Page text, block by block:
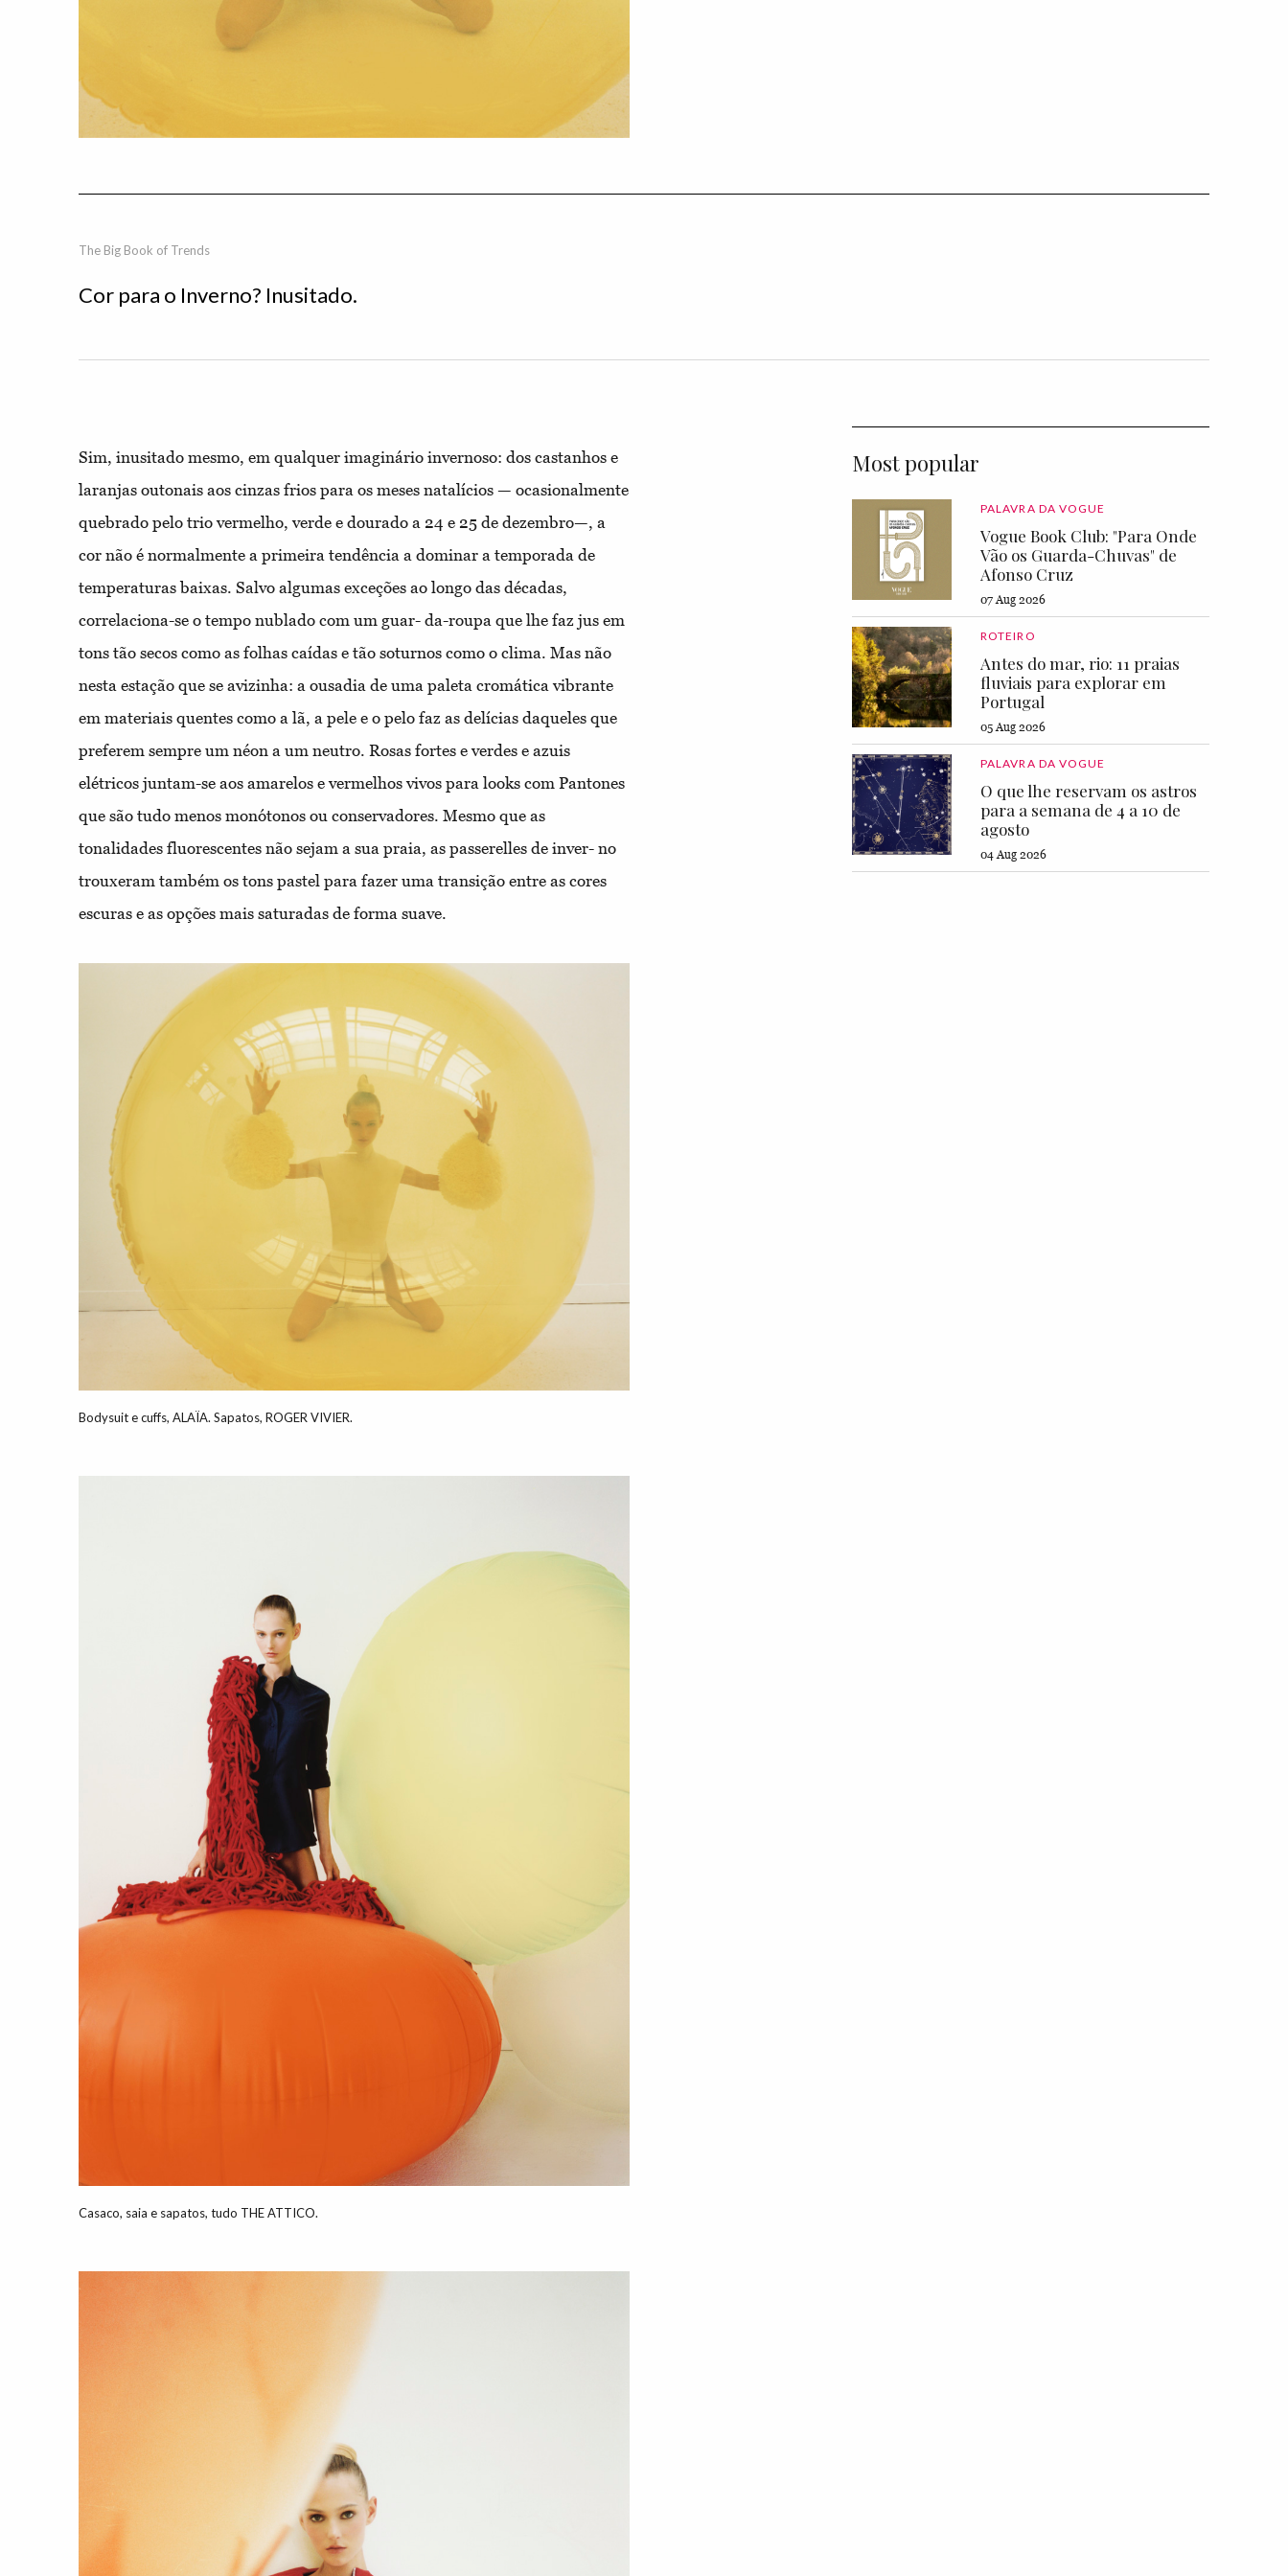
The Big Book of Trends
Cor para o Inverno? Inusitado.
Sim, inusitado mesmo, em qualquer imaginário invernoso: dos castanhos e
laranjas outonais aos cinzas frios para os meses natalícios — ocasionalmente
quebrado pelo trio vermelho, verde e dourado a 24 e 25 de dezembro—, a
cor não é normalmente a primeira tendência a dominar a temporada de
temperaturas baixas. Salvo algumas exceções ao longo das décadas,
correlaciona-se o tempo nublado com um guar- da-roupa que lhe faz jus em
tons tão secos como as folhas caídas e tão soturnos como o clima. Mas não
nesta estação que se avizinha: a ousadia de uma paleta cromática vibrante
em materiais quentes como a lã, a pele e o pelo faz as delícias daqueles que
preferem sempre um néon a um neutro. Rosas fortes e verdes e azuis
elétricos juntam-se aos amarelos e vermelhos vivos para looks com Pantones
que são tudo menos monótonos ou conservadores. Mesmo que as
tonalidades fluorescentes não sejam a sua praia, as passerelles de inver- no
trouxeram também os tons pastel para fazer uma transição entre as cores
escuras e as opções mais saturadas de forma suave.
Bodysuit e cuffs, ALAÏA. Sapatos, ROGER VIVIER.
Casaco, saia e sapatos, tudo THE ATTICO.
Most popular
PALAVRA DA VOGUE
Vogue Book Club: "Para Onde
Vão os Guarda-Chuvas" de
Afonso Cruz
07 Aug 2026
ROTEIRO
Antes do mar, rio: 11 praias
fluviais para explorar em
Portugal
05 Aug 2026
PALAVRA DA VOGUE
O que lhe reservam os astros
para a semana de 4 a 10 de
agosto
04 Aug 2026